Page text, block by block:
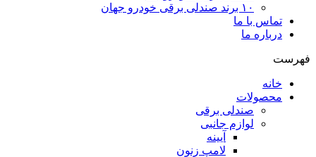
۱۰ برند صندلی برقی خودرو جهان
تماس با ما
درباره ما
فهرست
خانه
محصولات
صندلی برقی
لوازم جانبی
آیینه
لامپ زنون